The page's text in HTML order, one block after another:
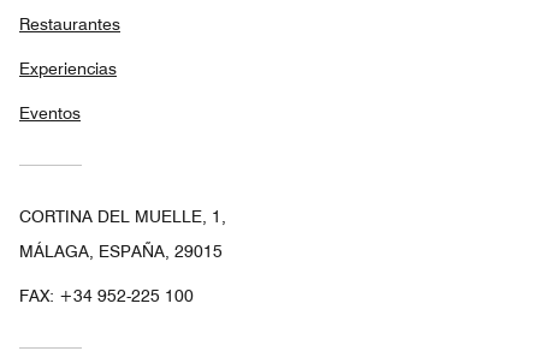
Restaurantes
Experiencias
Eventos
CORTINA DEL MUELLE, 1,
MÁLAGA, ESPAÑA, 29015
FAX: +34 952-225 100